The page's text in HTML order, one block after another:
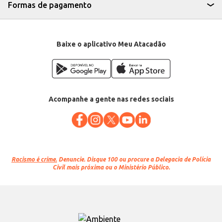
Formas de pagamento
Baixe o aplicativo Meu Atacadão
Acompanhe a gente nas redes sociais
Racismo é crime. Denuncie. Disque 100 ou procure a Delegacia de Polícia
Civil mais próxima ou o Ministério Público.